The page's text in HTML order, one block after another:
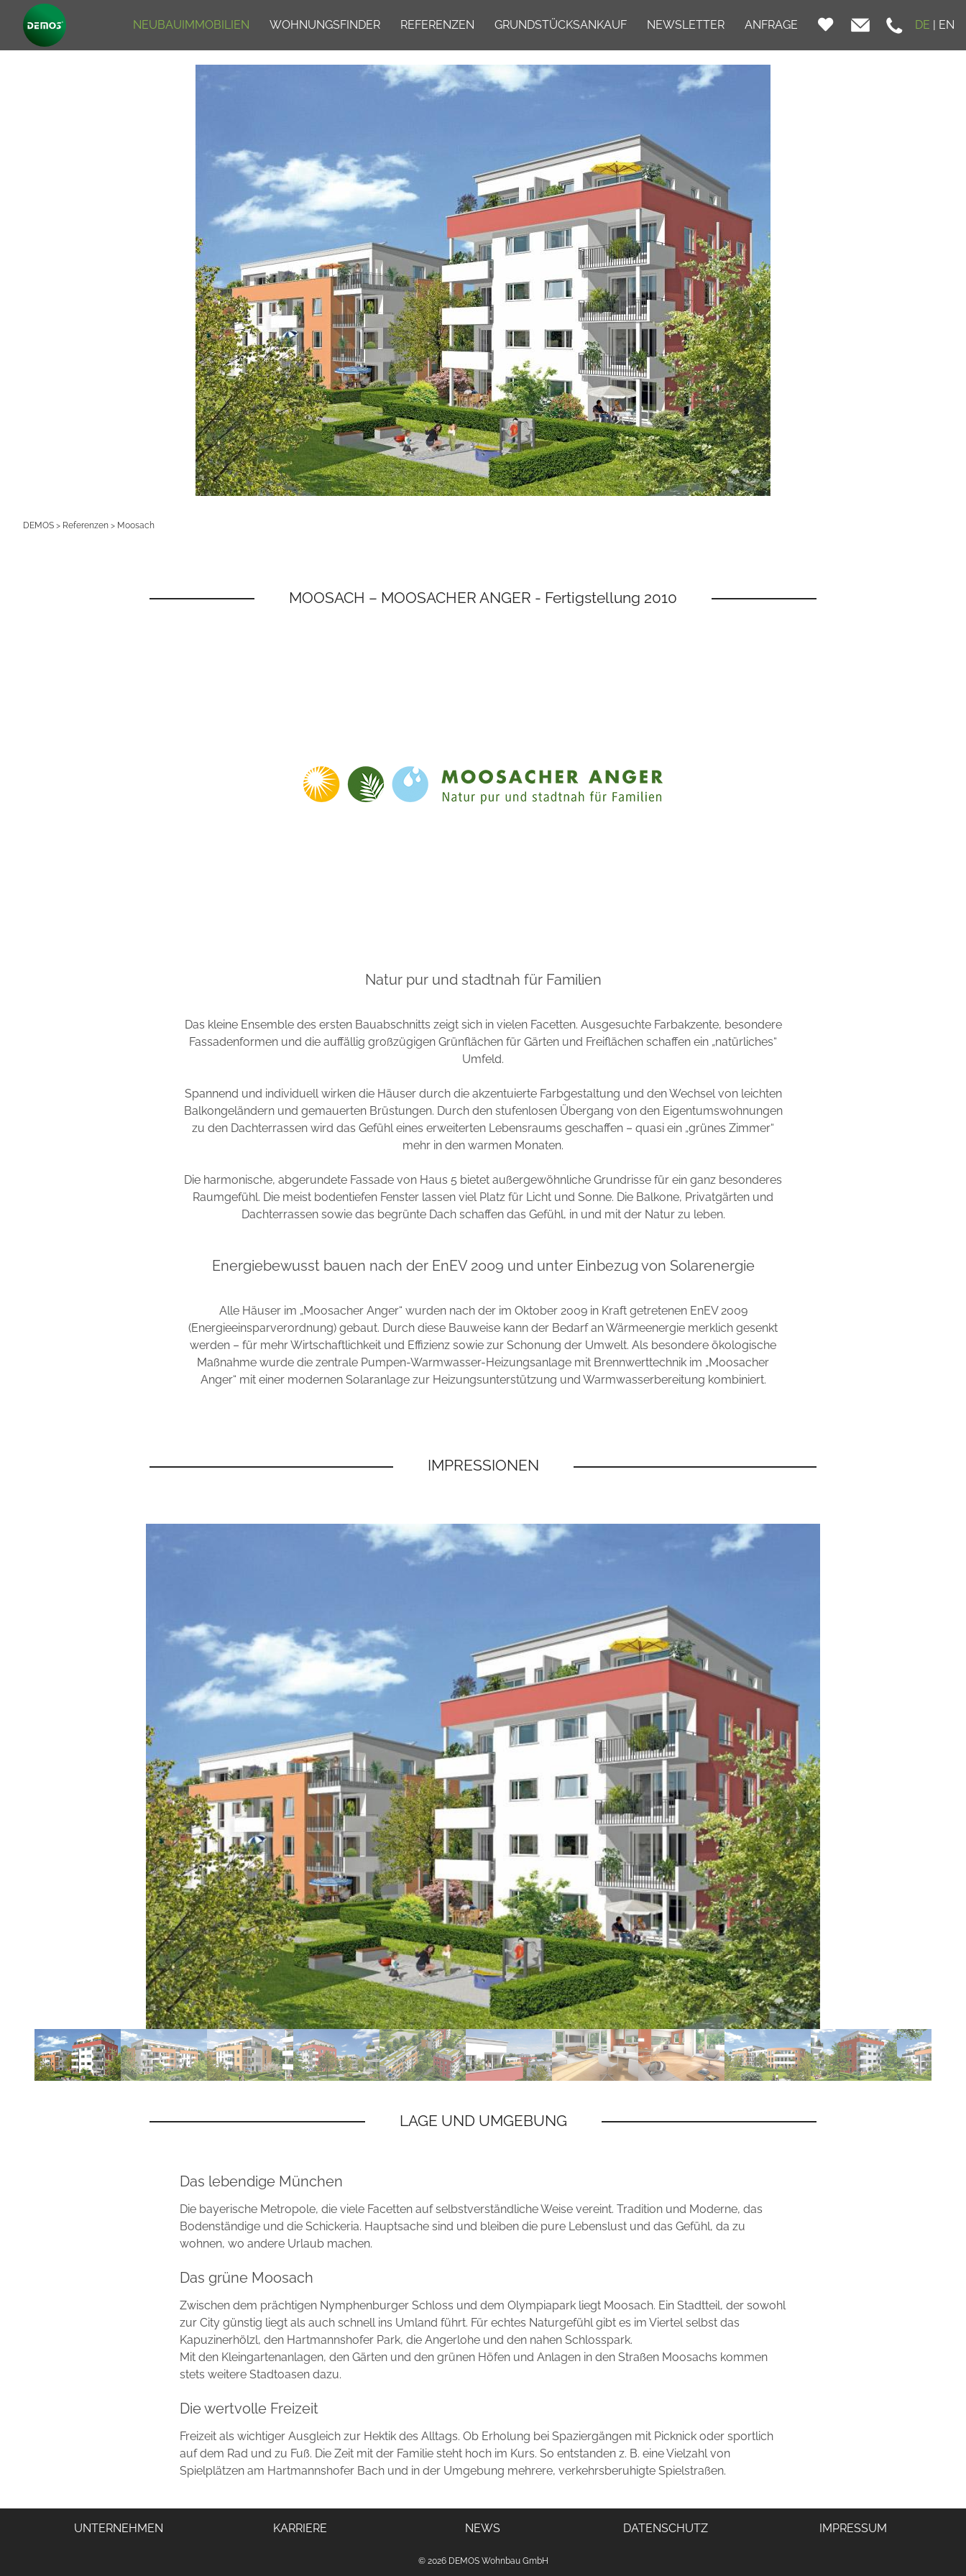
NEUBAUIMMOBILIEN WOHNUNGSFINDER REFERENZEN GRUNDSTÜCKSANKAUF NEWSLETTER ANFRAGE DE | EN
DEMOS > Referenzen > Moosach
Natur pur und stadtnah für Familien
Das kleine Ensemble des ersten Bauabschnitts zeigt sich in vielen Facetten. Ausgesuchte Farbakzente, besondere
Fassadenformen und die auffällig großzügigen Grünflächen für Gärten und Freiflächen schaffen ein „natürliches“
Umfeld.
Spannend und individuell wirken die Häuser durch die akzentuierte Farbgestaltung und den Wechsel von leichten
Balkongeländern und gemauerten Brüstungen. Durch den stufenlosen Übergang von den Eigentumswohnungen
zu den Dachterrassen wird das Gefühl eines erweiterten Lebensraums geschaffen – quasi ein „grünes Zimmer“
mehr in den warmen Monaten.
Die harmonische, abgerundete Fassade von Haus 5 bietet außergewöhnliche Grundrisse für ein ganz besonderes
Raumgefühl. Die meist bodentiefen Fenster lassen viel Platz für Licht und Sonne. Die Balkone, Privatgärten und
Dachterrassen sowie das begrünte Dach schaffen das Gefühl, in und mit der Natur zu leben.
Energiebewusst bauen nach der EnEV 2009 und unter Einbezug von Solarenergie
Alle Häuser im „Moosacher Anger“ wurden nach der im Oktober 2009 in Kraft getretenen EnEV 2009
(Energieeinsparverordnung) gebaut. Durch diese Bauweise kann der Bedarf an Wärmeenergie merklich gesenkt
werden – für mehr Wirtschaftlichkeit und Effizienz sowie zur Schonung der Umwelt. Als besondere ökologische
Maßnahme wurde die zentrale Pumpen-Warmwasser-Heizungsanlage mit Brennwerttechnik im „Moosacher
Anger“ mit einer modernen Solaranlage zur Heizungsunterstützung und Warmwasserbereitung kombiniert.
Das lebendige München
Die bayerische Metropole, die viele Facetten auf selbstverständliche Weise vereint. Tradition und Moderne, das
Bodenständige und die Schickeria. Hauptsache sind und bleiben die pure Lebenslust und das Gefühl, da zu
wohnen, wo andere Urlaub machen.
Das grüne Moosach
Zwischen dem prächtigen Nymphenburger Schloss und dem Olympiapark liegt Moosach. Ein Stadtteil, der sowohl
zur City günstig liegt als auch schnell ins Umland führt. Für echtes Naturgefühl gibt es im Viertel selbst das
Kapuzinerhölzl, den Hartmannshofer Park, die Angerlohe und den nahen Schlosspark.
Mit den Kleingartenanlagen, den Gärten und den grünen Höfen und Anlagen in den Straßen Moosachs kommen
stets weitere Stadtoasen dazu.
Die wertvolle Freizeit
Freizeit als wichtiger Ausgleich zur Hektik des Alltags. Ob Erholung bei Spaziergängen mit Picknick oder sportlich
auf dem Rad und zu Fuß. Die Zeit mit der Familie steht hoch im Kurs. So entstanden z. B. eine Vielzahl von
Spielplätzen am Hartmannshofer Bach und in der Umgebung mehrere, verkehrsberuhigte Spielstraßen.
UNTERNEHMEN KARRIERE NEWS DATENSCHUTZ IMPRESSUM
© 2026 DEMOS Wohnbau GmbH